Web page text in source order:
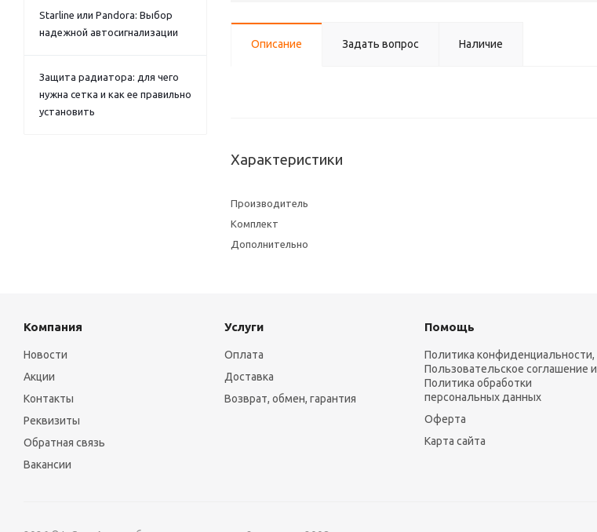
Описание Задать вопрос Наличие
Характеристики
Производитель
Комплект
Дополнительно
Starline или Pandora: Выбор
надежной автосигнализации
Защита радиатора: для чего
нужна сетка и как ее правильно
установить
Компания
Новости
Акции
Контакты
Реквизиты
Обратная связь
Вакансии
Услуги
Оплата
Доставка
Возврат, обмен, гарантия
Помощь
Политика конфиденциальности,
Пользовательское соглашение и
Политика обработки
персональных данных
Оферта
Карта сайта